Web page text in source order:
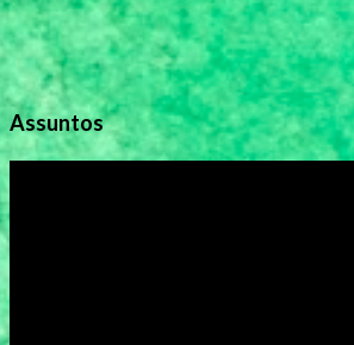
Assuntos